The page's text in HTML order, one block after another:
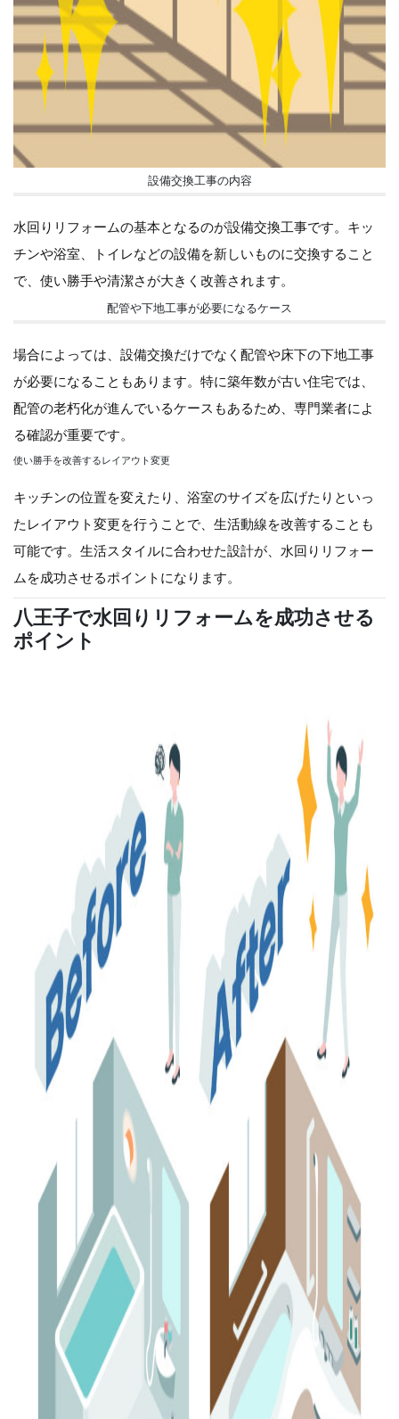
設備交換工事の内容
水回りリフォームの基本となるのが設備交換工事です。キッ
チンや浴室、トイレなどの設備を新しいものに交換すること
で、使い勝手や清潔さが大きく改善されます。
配管や下地工事が必要になるケース
場合によっては、設備交換だけでなく配管や床下の下地工事
が必要になることもあります。特に築年数が古い住宅では、
配管の老朽化が進んでいるケースもあるため、専門業者によ
る確認が重要です。
使い勝手を改善するレイアウト変更
キッチンの位置を変えたり、浴室のサイズを広げたりといっ
たレイアウト変更を行うことで、生活動線を改善することも
可能です。生活スタイルに合わせた設計が、水回りリフォー
ムを成功させるポイントになります。
八王子で水回りリフォームを成功させる
ポイント